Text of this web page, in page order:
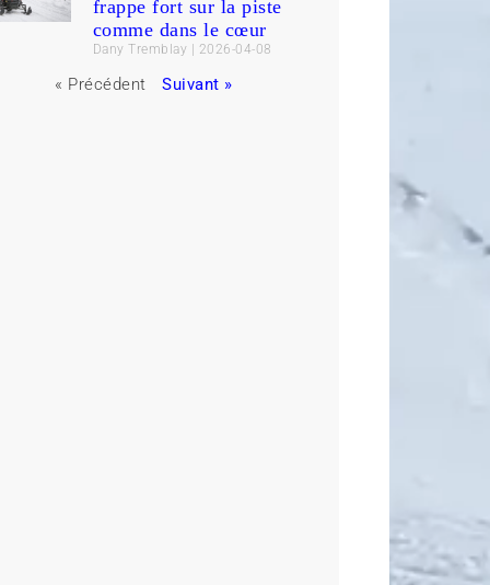
frappe fort sur la piste
comme dans le cœur
Dany Tremblay 2026-04-08
« Précédent Suivant »